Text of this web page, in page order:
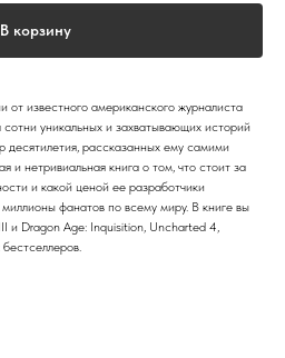
В корзину
от известного американского журналиста
уникальных и захватывающих историй
десятилетия, рассказанных ему самими
и нетривиальная книга о том, что стоит за
и какой ценой ее разработчики
фанатов по всему миру. В книге вы
и Dragon Age: Inquisition, Uncharted 4,